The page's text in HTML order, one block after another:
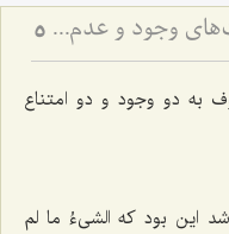
محفوف بودن ممکن به ضرورت‌های وجود و عدم - تحلیل ضرورت‌های سابق و لاحق در هستی‌شناسی فلسفی 5
به دو وجود و دو امتناع
این بود که الشیءُ ما لم